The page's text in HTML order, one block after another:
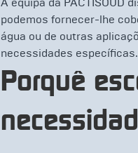
A equipa da PACTISOUD
podemos fornecer-lhe
água ou de outras
necessidades específicas.
Porquê